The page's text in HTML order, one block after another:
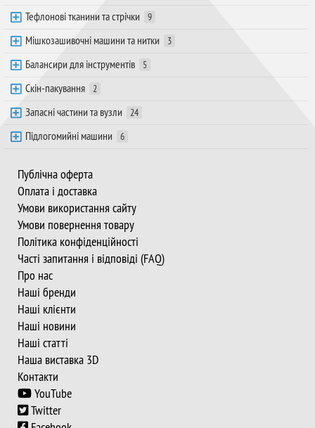
Тефлонові тканини та стрічки 9
Мішкозашивочні машини та нитки 3
Балансири для інструментів 5
Скін-пакування 2
Запасні частини та вузли 24
Підлогомийні машини 6
Публічна оферта
Оплата і доставка
Умови використання сайту
Умови повернення товару
Політика конфіденційності
Часті запитання і відповіді (FAQ)
Про нас
Наші бренди
Наші клієнти
Наші новини
Наші статті
Наша виставка 3D
Контакти
YouTube
Twitter